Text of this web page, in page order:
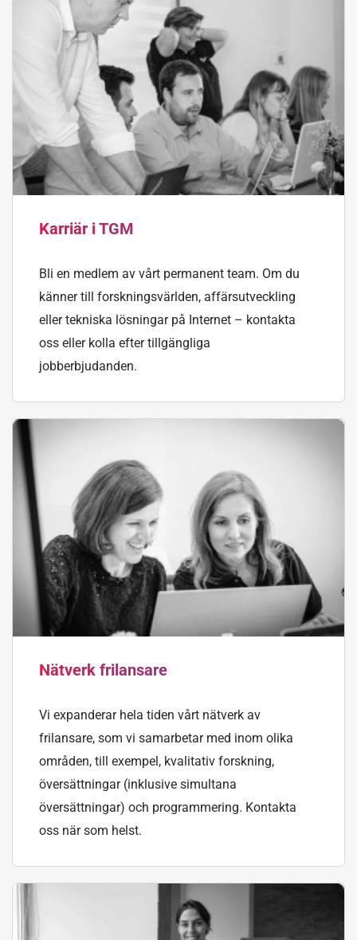
Karriär i TGM
Bli en medlem av vårt permanent team. Om du
känner till forskningsvärlden, affärsutveckling
eller tekniska lösningar på Internet – kontakta
oss eller kolla efter tillgängliga
jobberbjudanden.
Nätverk frilansare
Vi expanderar hela tiden vårt nätverk av
frilansare, som vi samarbetar med inom olika
områden, till exempel, kvalitativ forskning,
översättningar (inklusive simultana
översättningar) och programmering. Kontakta
oss när som helst.